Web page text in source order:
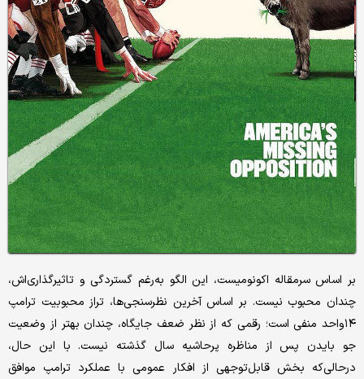
بر اساس سرمقاله اکونومیست، این الگو به‌رغم گستردگی و تاثیرگذاری‌اش،
چندان محبوب نیست. بر اساس آخرین نظرسنجی‌ها، تراز محبوبیت ترامپ
۱۴واحد منفی است؛ رقمی که از نظر ضعف جایگاه، چندان بهتر از وضعیت
جو بایدن پس از مناظره پرحاشیه سال گذشته نیست. با این حال،
درحالی‌که بخش قابل‌توجهی از افکار عمومی با عملکرد ترامپ موافق